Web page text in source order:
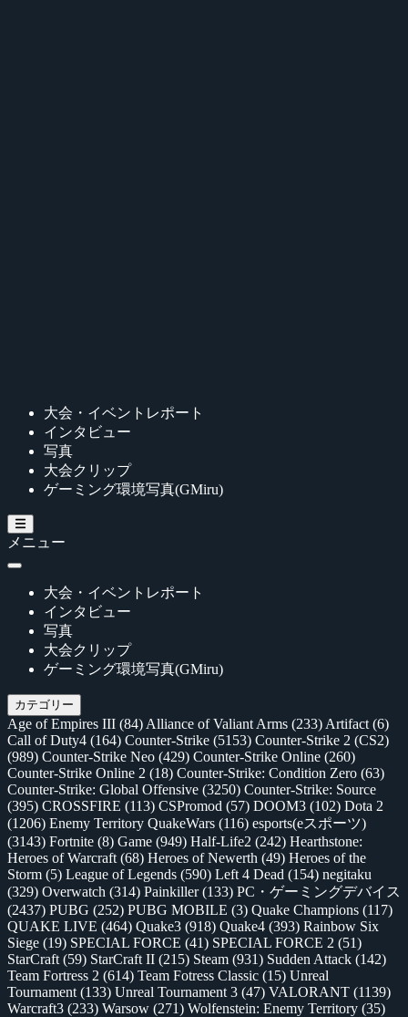
大会・イベントレポート
インタビュー
写真
大会クリップ
ゲーミング環境写真(GMiru)
メニュー
大会・イベントレポート
インタビュー
写真
大会クリップ
ゲーミング環境写真(GMiru)
カテゴリー
Age of Empires III (84) Alliance of Valiant Arms (233) Artifact (6)
Call of Duty4 (164) Counter-Strike (5153) Counter-Strike 2 (CS2)
(989) Counter-Strike Neo (429) Counter-Strike Online (260)
Counter-Strike Online 2 (18) Counter-Strike: Condition Zero (63)
Counter-Strike: Global Offensive (3250) Counter-Strike: Source
(395) CROSSFIRE (113) CSPromod (57) DOOM3 (102) Dota 2
(1206) Enemy Territory QuakeWars (116) esports(eスポーツ)
(3143) Fortnite (8) Game (949) Half-Life2 (242) Hearthstone:
Heroes of Warcraft (68) Heroes of Newerth (49) Heroes of the
Storm (5) League of Legends (590) Left 4 Dead (154) negitaku
(329) Overwatch (314) Painkiller(133) PC・ゲーミングデバイス
(2437) PUBG (252) PUBG MOBILE (3) Quake Champions (117)
QUAKE LIVE (464) Quake3 (918) Quake4 (393) Rainbow Six
Siege (19) SPECIAL FORCE (41) SPECIAL FORCE 2 (51)
StarCraft (59) StarCraft II (215) Steam (931) Sudden Attack (142)
Team Fortress 2 (614) Team Fotress Classic (15) Unreal
Tournament (133) Unreal Tournament 3 (47) VALORANT (1139)
Warcraft3 (233) Warsow (271) Wolfenstein: Enemy Territory (35)